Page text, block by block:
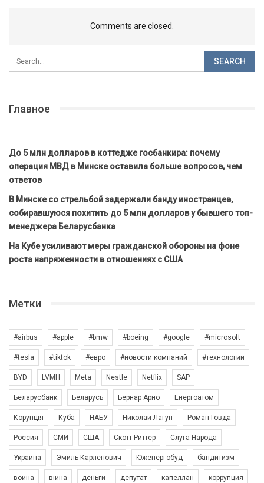
Comments are closed.
Главное
До 5 млн долларов в коттедже госбанкира: почему
операция МВД в Минске оставила больше вопросов, чем
ответов
В Минске со стрельбой задержали банду иностранцев,
собиравшуюся похитить до 5 млн долларов у бывшего топ-
менеджера Беларусбанка
На Кубе усиливают меры гражданской обороны на фоне
роста напряженности в отношениях с США
Метки
#airbus #apple #bmw #boeing #google #microsoft
#tesla #tiktok #евро #новости компаний #технологии
BYD LVMH Meta Nestle Netflix SAP
Беларусбанк Беларусь Бернар Арно Енергоатом
Корупція Куба НАБУ Николай Лагун Роман Говда
Россия СМИ США Скотт Риттер Слуга Народа
Украина Эмиль Карленович Юженергобуд бандитизм
война війна деньги депутат капеллан коррупция